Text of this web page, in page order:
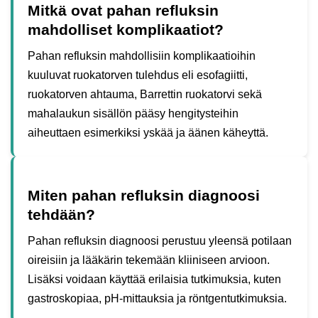
Mitkä ovat pahan refluksin
mahdolliset komplikaatiot?
Pahan refluksin mahdollisiin komplikaatioihin
kuuluvat ruokatorven tulehdus eli esofagiitti,
ruokatorven ahtauma, Barrettin ruokatorvi sekä
mahalaukun sisällön pääsy hengitysteihin
aiheuttaen esimerkiksi yskää ja äänen käheyttä.
Miten pahan refluksin diagnoosi
tehdään?
Pahan refluksin diagnoosi perustuu yleensä potilaan
oireisiin ja lääkärin tekemään kliiniseen arvioon.
Lisäksi voidaan käyttää erilaisia tutkimuksia, kuten
gastroskopiaa, pH-mittauksia ja röntgentutkimuksia.